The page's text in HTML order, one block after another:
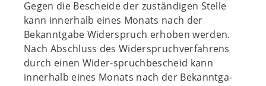
Gegen die Bescheide der zuständigen Stelle
kann innerhalb eines Monats nach der
Bekanntgabe Widerspruch erhoben werden.
Nach Abschluss des Widerspruchverfahrens
durch einen Wider-spruchbescheid kann
innerhalb eines Monats nach der Bekanntga-